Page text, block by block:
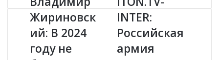
л
а
д
и
м
Жириновск
ий: В 2024
году не
T
N
.
T
INTER:
Российская
армия